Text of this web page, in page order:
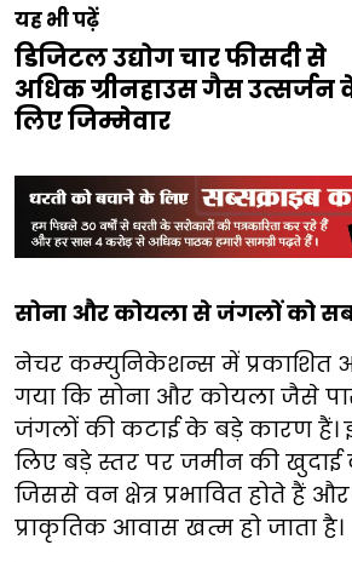
यह भी पढ़ें
डिजिटल उद्योग चार फीसदी से
अधिक ग्रीनहाउस गैस उत्सर्जन
लिए जिम्मेवार
सोना और कोयला से जंगलों को
नेचर कम्युनिकेशन्स में प्रकाशित
गया कि सोना और कोयला जैसे
जंगलों की कटाई के बड़े कारण हैं।
लिए बड़े स्तर पर जमीन की खुदाई
जिससे वन क्षेत्र प्रभावित होते हैं
प्राकृतिक आवास खत्म हो जाता है।